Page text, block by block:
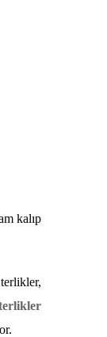
kalıp